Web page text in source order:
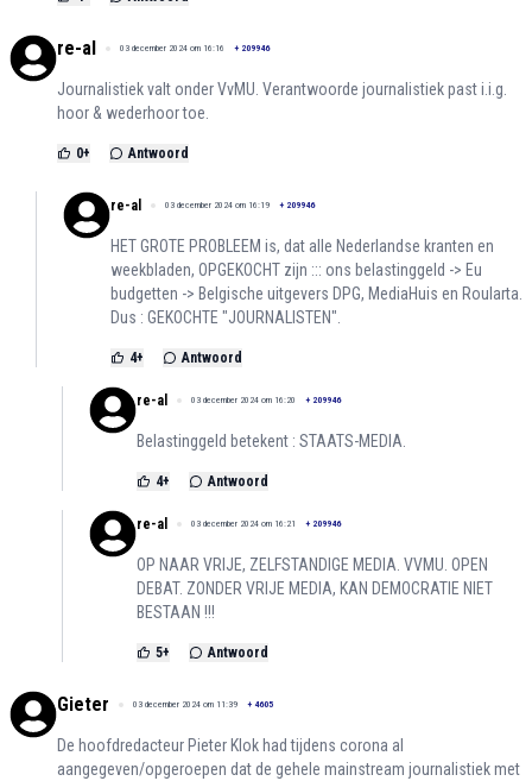
re-al 03 december 2024 om 16:16 + 209946
Journalistiek valt onder VvMU. Verantwoorde journalistiek past i.i.g.
hoor & wederhoor toe.
0+ Antwoord
re-al 03 december 2024 om 16:19 + 209946
HET GROTE PROBLEEM is, dat alle Nederlandse kranten en
weekbladen, OPGEKOCHT zijn ::: ons belastinggeld -> Eu
budgetten -> Belgische uitgevers DPG, MediaHuis en Roularta.
Dus : GEKOCHTE "JOURNALISTEN".
4+ Antwoord
re-al 03 december 2024 om 16:20 + 209946
Belastinggeld betekent : STAATS-MEDIA.
4+ Antwoord
re-al 03 december 2024 om 16:21 + 209946
OP NAAR VRIJE, ZELFSTANDIGE MEDIA. VVMU. OPEN
DEBAT. ZONDER VRIJE MEDIA, KAN DEMOCRATIE NIET
BESTAAN !!!
5+ Antwoord
Gieter 03 december 2024 om 11:39 + 4605
De hoofdredacteur Pieter Klok had tijdens corona al
aangegeven/opgeroepen dat de gehele mainstream journalistiek met